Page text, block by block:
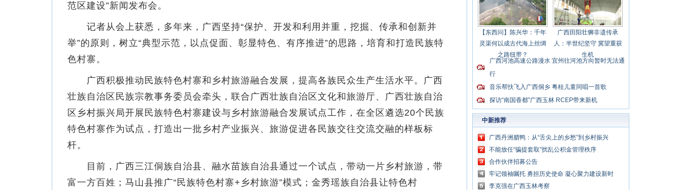
范区建设”新闻发布会。
记者从会上获悉，多年来，广西坚持“保护、开发和利用并重，挖掘、传承和创新并
举”的原则，树立“典型示范，以点促面、彰显特色、有序推进”的思路，培育和打造民族特
色村寨。
广西积极推动民族特色村寨和乡村旅游融合发展，提高各族民众生产生活水平。广西
壮族自治区民族宗教事务委员会牵头，联合广西壮族自治区文化和旅游厅、广西壮族自治
区乡村振兴局开展民族特色村寨建设与乡村旅游融合发展试点工作，在全区遴选20个民族
特色村寨作为试点，打造出一批乡村产业振兴、旅游促进各民族交往交流交融的样板标
杆。
目前，广西三江侗族自治县、融水苗族自治县通过一个试点，带动一片乡村旅游，带
富一方百姓；马山县推广“民族特色村寨+乡村旅游”模式；金秀瑶族自治县让特色村
【东西问】陈兴华：千年
灵渠何以成古代海上丝绸
之路纽带？
广西田阳壮狮非遗传承
人：半世纪坚守 冀望重获
生机
广西河池高速公路漫水 宜州往河池方向暂时无法通
行
音乐帮扶飞入广西侗乡 粤桂儿童同唱一首歌
探访“南国香都”广西玉林 RCEP带来新机
中新推荐
广西丹洲腊鸭：从“舌尖上的乡愁”到乡村振兴
的“利器”
不能放任“骗提套取”扰乱公积金管理秩序
合作伙伴招募公告
牢记领袖嘱托 勇担历史使命 凝心聚力建设新时
代中国特色社会主义壮美广西
李克强在广西玉林考察